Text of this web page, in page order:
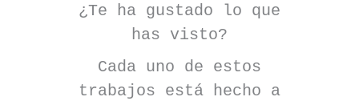
¿Te ha gustado lo que
has visto?
Cada uno de estos
trabajos está hecho a